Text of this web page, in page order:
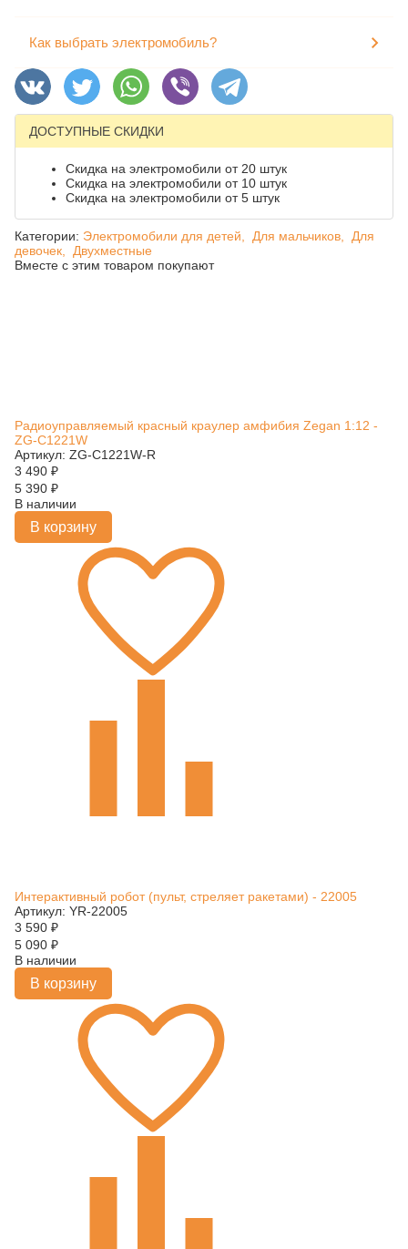
Как выбрать электромобиль?
ДОСТУПНЫЕ СКИДКИ
Скидка на электромобили от 20 штук
Скидка на электромобили от 10 штук
Скидка на электромобили от 5 штук
Категории: Электромобили для детей, Для мальчиков,
Для
девочек,
Двухместные
Вместе с этим товаром покупают
Радиоуправляемый красный краулер амфибия Zegan 1:12 -
ZG-C1221W
Артикул: ZG-C1221W-R
3 490 ₽
5 390 ₽
В наличии
В корзину
Интерактивный робот (пульт, стреляет ракетами) - 22005
Артикул: YR-22005
3 590 ₽
5 090 ₽
В наличии
В корзину